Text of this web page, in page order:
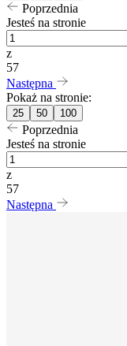
Poprzednia
Jesteś na stronie
z
57
Następna
Pokaż na stronie:
25 50 100
Poprzednia
Jesteś na stronie
z
57
Następna